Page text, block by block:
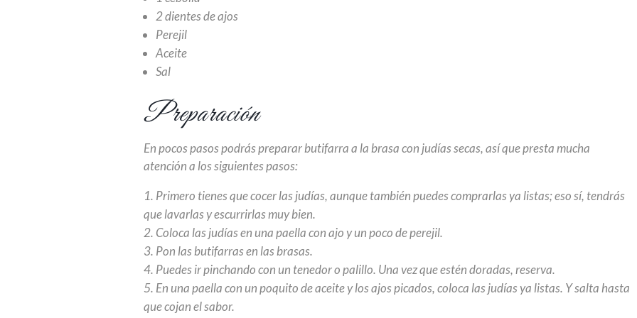
2 dientes de ajos
Perejil
Aceite
Sal
Preparación
En pocos pasos podrás preparar butifarra a la brasa con judías secas, así que presta mucha
atención a los siguientes pasos:
Primero tienes que cocer las judías, aunque también puedes comprarlas ya listas; eso sí, tendrás
que lavarlas y escurrirlas muy bien.
Coloca las judías en una paella con ajo y un poco de perejil.
Pon las butifarras en las brasas.
Puedes ir pinchando con un tenedor o palillo. Una vez que estén doradas, reserva.
En una paella con un poquito de aceite y los ajos picados, coloca las judías ya listas. Y salta hasta
que cojan el sabor.